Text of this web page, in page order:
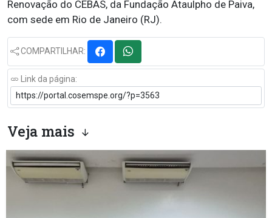
Renovação do CEBAS, da Fundação Ataulpho de Paiva,
com sede em Rio de Janeiro (RJ).
COMPARTILHAR:
Link da página:
Veja mais